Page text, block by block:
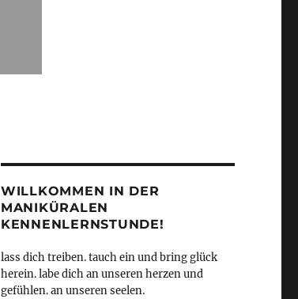
WILLKOMMEN IN DER
MANIKÜRALEN
KENNENLERNSTUNDE!
lass dich treiben. tauch ein und bring glück
herein. labe dich an unseren herzen und
gefühlen. an unseren seelen.